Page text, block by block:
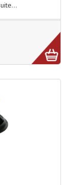
19")